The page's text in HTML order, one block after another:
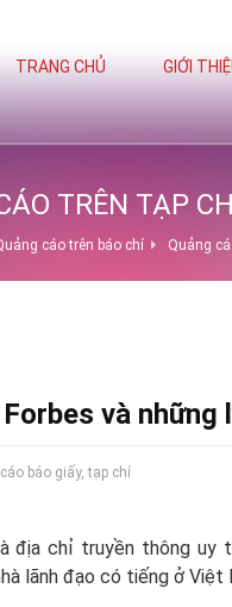
TRANG CHỦ GIỚI
TRÊN TẠP
cáo trên báo chí Quảng
và những
báo giấy, tạp chí
địa chỉ truyền thông uy
lãnh đạo có tiếng ở Việt